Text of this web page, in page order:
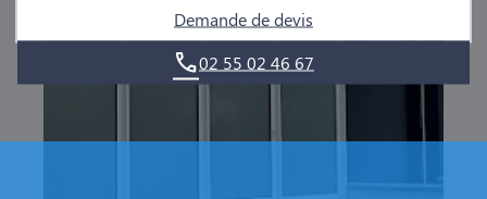
Demande de devis
02 55 02 46 67